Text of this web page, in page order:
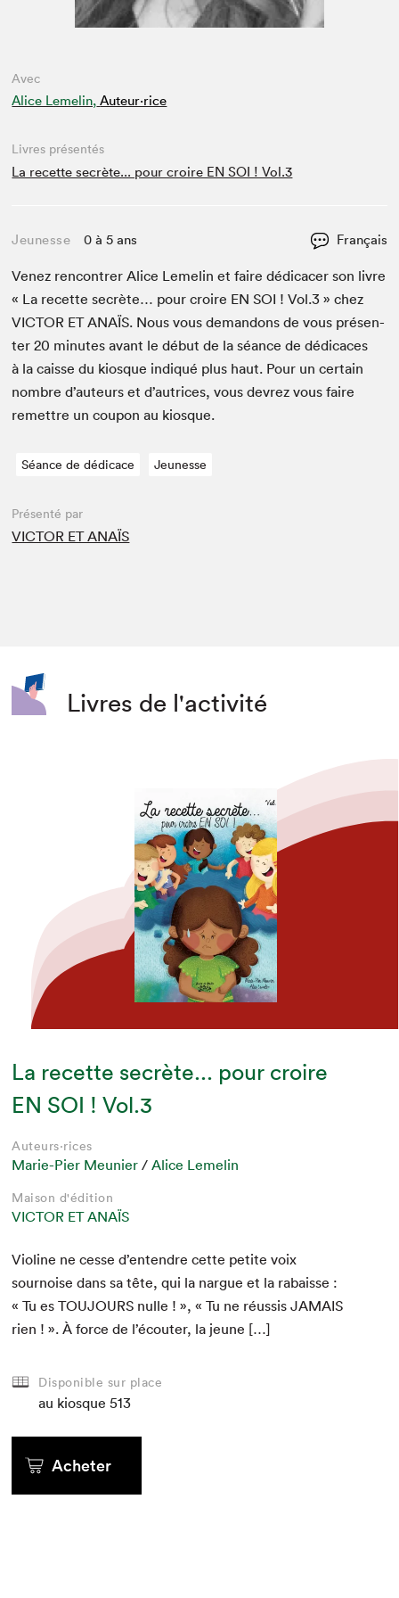
Avec
Alice Lemelin, Auteur·rice
Livres présentés
La recette secrète... pour croire EN SOI ! Vol.3
Jeunesse 0 à 5 ans Français
Venez ren­con­tr­er Alice Lemelin et faire dédi­cac­er son livre
« La recette secrète… pour croire EN SOI ! Vol.3 » chez
VIC­TOR ET ANAÏS. Nous vous deman­dons de vous présen­
ter20 min­utes avant le début de la séance de dédi­caces
à la caisse du kiosque indiqué plus haut. Pour un cer­tain
nom­bre d’auteurs et d’autrices, vous devrez vous faire
remet­tre un coupon au kiosque.
Séance de dédicace Jeunesse
Présenté par
VICTOR ET ANAÏS
Livres de l'activité
La recette secrète... pour croire
EN SOI ! Vol.3
Auteurs·rices
Marie-Pier Meunier /Alice Lemelin
Maison d'édition
VICTOR ET ANAÏS
Vio­line ne cesse d’entendre cette petite voix
sournoise dans sa tête, qui la nar­gue et la rabaisse :
« Tu esTOU­JOURS nulle ! », « Tu ne réus­sisJAMAIS
rien ! ». À force de l’écouter, la jeune […]
Disponible sur place
au kiosque 513
Acheter